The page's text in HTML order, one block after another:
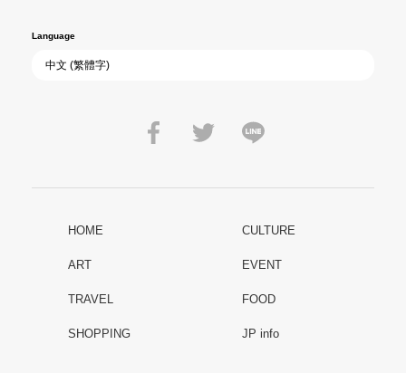
Language
HOME CULTURE
ART EVENT
TRAVEL FOOD
SHOPPING JP info